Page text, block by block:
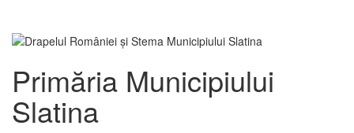
Primăria Municipiului
Slatina